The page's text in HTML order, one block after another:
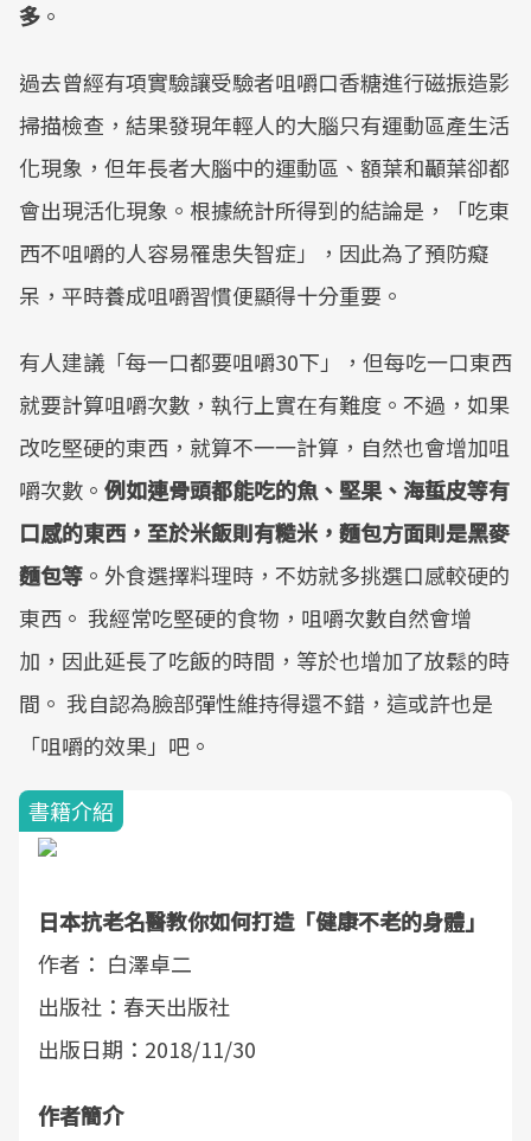
多 。
過去曾經有項實驗讓受驗者咀嚼口香糖進行磁振造影
掃描檢查，結果發現年輕人的大腦只有運動區產生活
化現象，但年長者大腦中的運動區、額葉和顳葉卻都
會出現活化現象。根據統計所得到的結論是，「吃東
西不咀嚼的人容易罹患失智症」，因此為了預防癡
呆，平時養成咀嚼習慣便顯得十分重要。
有人建議「每一口都要咀嚼30下」，但每吃一口東西
就要計算咀嚼次數，執行上實在有難度。不過，如果
改吃堅硬的東西，就算不一一計算，自然也會增加咀
嚼次數。 例如連骨頭都能吃的魚、堅果、海蜇皮等有
口感的東西，至於米飯則有糙米，麵包方面則是黑麥
麵包等 。外食選擇料理時，不妨就多挑選口感較硬的
東西。 我經常吃堅硬的食物，咀嚼次數自然會增
加，因此延長了吃飯的時間，等於也增加了放鬆的時
間。 我自認為臉部彈性維持得還不錯，這或許也是
「咀嚼的效果」吧。
書籍介紹
日本抗老名醫教你如何打造「健康不老的身體」
作者： 白澤卓二
出版社：春天出版社
出版日期：2018/11/30
作者簡介